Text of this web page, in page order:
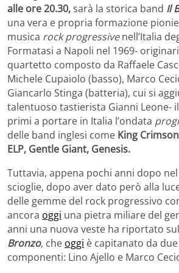
alle ore 20.30,sarà la storica band Il
una vera e propria formazione
musica rock progressivenell’Italia
Formatasi a Napoli nel 1969-
quartetto composto da Raffaele
Michele Cupaiolo (basso), Marco
Giancarlo Stinga (batteria), cui si
talentuoso tastierista Gianni Leone-
primi a portare in Italia l’ondata
delle band inglesi come King
ELP, Gentle Giant, Genesis.
Tuttavia, appena pochi anni dopo
scioglie, dopo aver dato però alla
delle gemme del rock progressivo
ancora oggi una pietra miliare del
anni una nuova veste ha riportato
Bronzo, che oggi è capitanato da
componenti: Lino Ajello e Marco